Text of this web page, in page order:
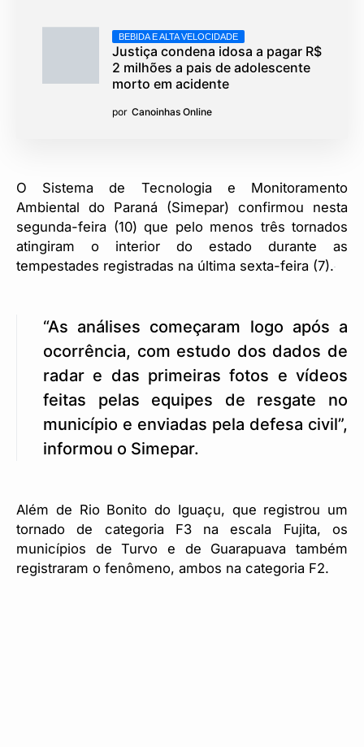
BEBIDA E ALTA VELOCIDADE
Justiça condena idosa a pagar R$
2 milhões a pais de adolescente
morto em acidente
por Canoinhas Online
O Sistema de Tecnologia e Monitoramento
Ambiental do Paraná (Simepar) confirmou nesta
segunda-feira (10) que pelo menos três tornados
atingiram o interior do estado durante as
tempestades registradas na última sexta-feira (7).
“As análises começaram logo após a
ocorrência, com estudo dos dados de
radar e das primeiras fotos e vídeos
feitas pelas equipes de resgate no
município e enviadas pela defesa civil”,
informou o Simepar.
Além de Rio Bonito do Iguaçu, que registrou um
tornado de categoria F3 na escala Fujita, os
municípios de Turvo e de Guarapuava também
registraram o fenômeno, ambos na categoria F2.